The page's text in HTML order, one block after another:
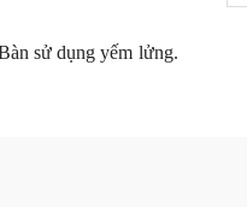
sử dụng yếm lửng.